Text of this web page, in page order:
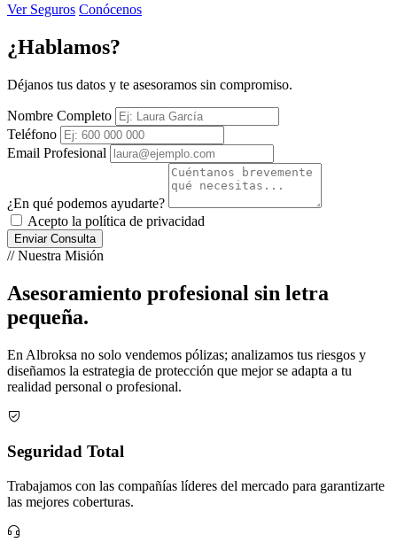
Ver Seguros Conócenos
¿Hablamos?
Déjanos tus datos y te asesoramos sin compromiso.
Nombre Completo
Teléfono
Email Profesional
¿En qué podemos ayudarte?
Acepto la política de privacidad
Enviar Consulta
// Nuestra Misión
Asesoramiento profesional sin letra
pequeña.
En Albroksa no solo vendemos pólizas; analizamos tus riesgos y
diseñamos la estrategia de protección que mejor se adapta a tu
realidad personal o profesional.
Seguridad Total
Trabajamos con las compañías líderes del mercado para garantizarte
las mejores coberturas.